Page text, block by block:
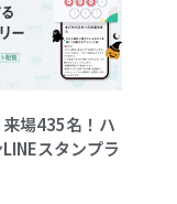
場435名！ハ
スタンプラ